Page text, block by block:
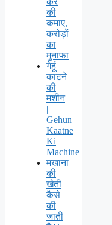
की
कमाए,
करोड़ों
का
मुनाफा
गेहूं
काटने
की
मशीन
|
Gehun
Kaatne
Ki
Machine
मखाना
की
खेती
कैसे
की
जाती